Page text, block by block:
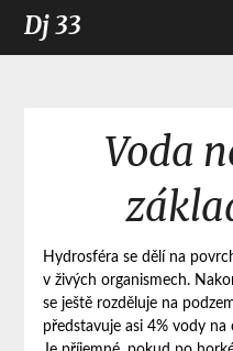
Dj 33
Voda
Hydrosféra se dělí na
v živých organismech.
se ještě rozděluje na
představuje asi 4% vody na